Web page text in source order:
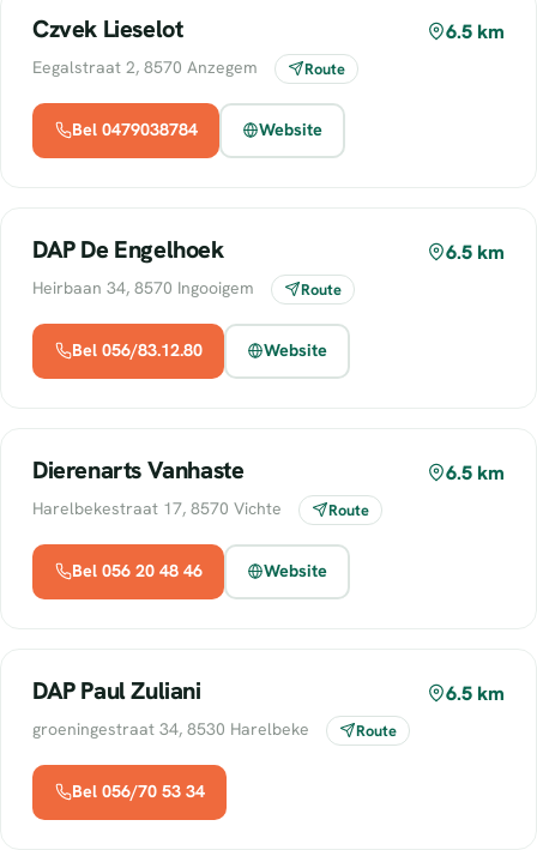
Czvek Lieselot 6.5 km
Eegalstraat 2, 8570 Anzegem Route
Bel 0479038784 Website
DAP De Engelhoek 6.5 km
Heirbaan 34, 8570 Ingooigem Route
Bel 056/83.12.80 Website
Dierenarts Vanhaste 6.5 km
Harelbekestraat 17, 8570 Vichte Route
Bel 056 20 48 46 Website
DAP Paul Zuliani 6.5 km
groeningestraat 34, 8530 Harelbeke Route
Bel 056/70 53 34